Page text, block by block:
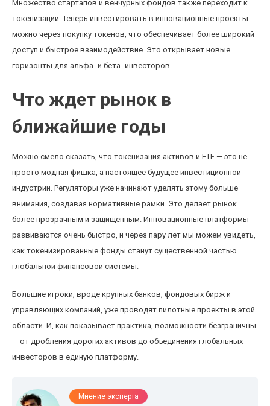
Множество стартапов и венчурных фондов также переходит к
токенизации. Теперь инвестировать в инновационные проекты
можно через покупку токенов, что обеспечивает более широкий
доступ и быстрое взаимодействие. Это открывает новые
горизонты для альфа- и бета- инвесторов.
Что ждет рынок в
ближайшие годы
Можно смело сказать, что токенизация активов и ETF — это не
просто модная фишка, а настоящее будущее инвестиционной
индустрии. Регуляторы уже начинают уделять этому больше
внимания, создавая нормативные рамки. Это делает рынок
более прозрачным и защищенным. Инновационные платформы
развиваются очень быстро, и через пару лет мы можем увидеть,
как токенизированные фонды станут существенной частью
глобальной финансовой системы.
Большие игроки, вроде крупных банков, фондовых бирж и
управляющих компаний, уже проводят пилотные проекты в этой
области. И, как показывает практика, возможности безграничны
— от дробления дорогих активов до объединения глобальных
инвесторов в единую платформу.
Мнение эксперта